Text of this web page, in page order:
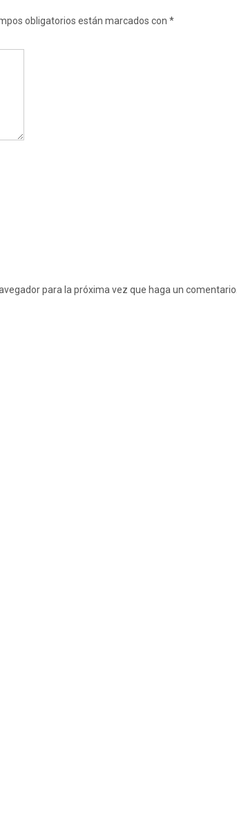
obligatorios están marcados con *
para la próxima vez que haga un comentario.